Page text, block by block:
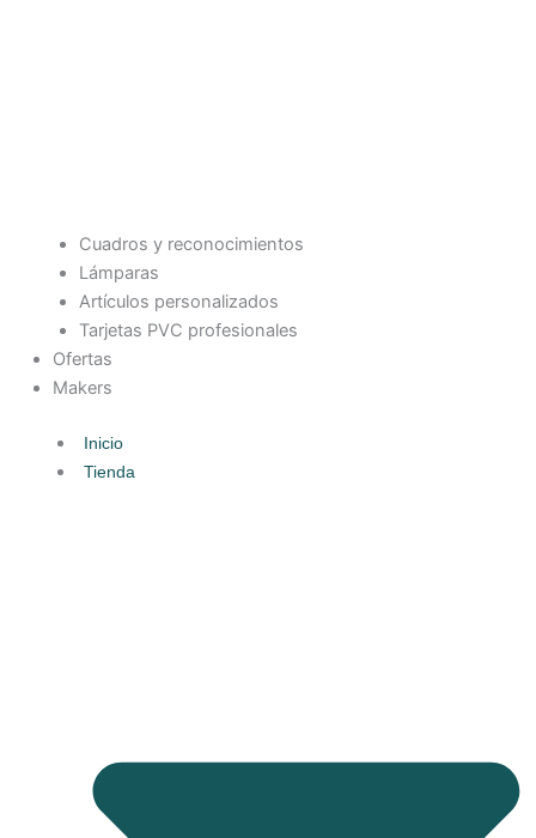
Cuadros y reconocimientos
Lámparas
Artículos personalizados
Tarjetas PVC profesionales
Ofertas
Makers
Inicio
Tienda